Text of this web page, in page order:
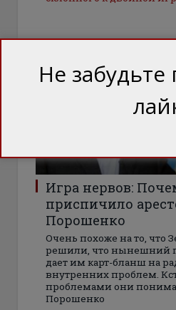
Игра нервов:
приспичило
Порошенко
Очень похоже на то, что
решили, что нынешний
дает им карт-бланш на
внутренних проблем.
проблемами они
Порошенко
Не забудьте